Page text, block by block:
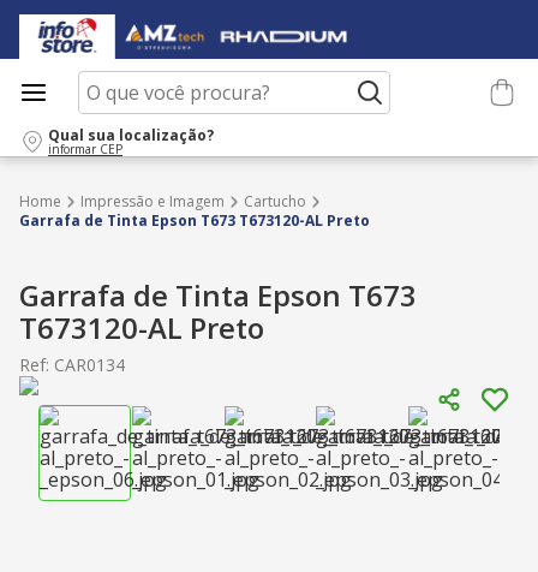
O que você procura?
Qual sua localização?
informar CEP
Impressão e Imagem
Cartucho
Garrafa de Tinta Epson T673 T673120-AL Preto
Garrafa de Tinta Epson T673
T673120-AL Preto
Ref: CAR0134